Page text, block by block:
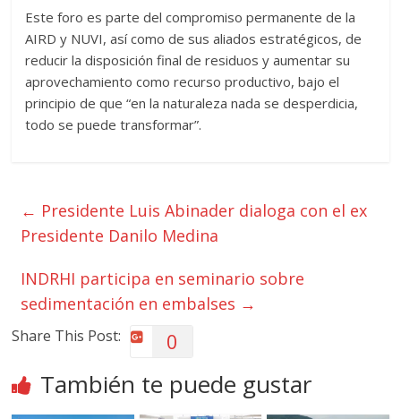
Este foro es parte del compromiso permanente de la
AIRD y NUVI, así como de sus aliados estratégicos, de
reducir la disposición final de residuos y aumentar su
aprovechamiento como recurso productivo, bajo el
principio de que “en la naturaleza nada se desperdicia,
todo se puede transformar”.
← Presidente Luis Abinader dialoga con el ex
Presidente Danilo Medina
INDRHI participa en seminario sobre
sedimentación en embalses →
Share This Post: 0
También te puede gustar